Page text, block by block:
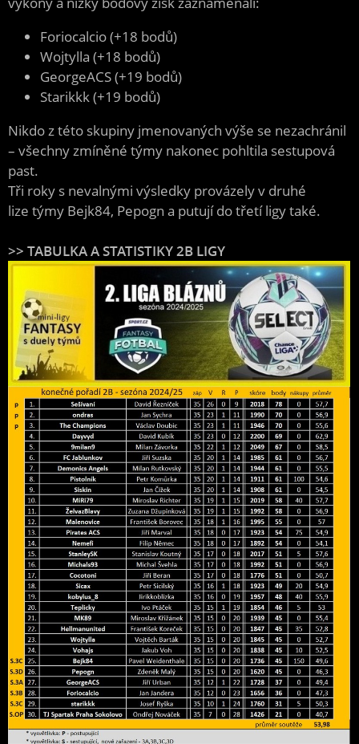
Foriocalcio (+18 bodů)
Wojtylla (+18 bodů)
GeorgeACS (+19 bodů)
Starikkk (+19 bodů)
Nikdo z této skupiny jmenovaných výše se nezachránil
– všechny zmíněné týmy nakonec pohltila sestupová
past.
Tři roky s nevalnými výsledky provázely v druhé
lize týmy Bejk84, Pepogn a putují do třetí ligy také.
>> TABULKA A STATISTIKY 2B LIGY